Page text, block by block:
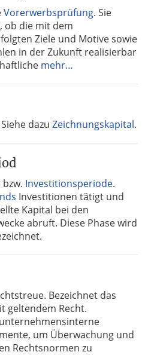
Vorerwerbsprüfung. Sie
ob die mit dem
Ziele und Motive sowie
in der Zukunft realisierbar
mehr…
dazuZeichnungskapital.
Investitionsperiode.
Investitionen tätigt und
Kapital bei den
abruft. Diese Phase wird
Bezeichnet das
geltendem Recht.
um Überwachung und
Rechtsnormen zu